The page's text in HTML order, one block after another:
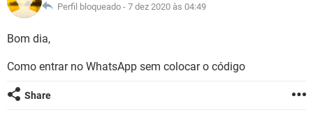
GUIA DE COMPRAS
INSTAGRAM
GUIA DE COMPRAS
CELULAR FACEBOOK
JOGOS
CELULAR
OUTLOOK EXCEL
INSTAGRAM
Perfil bloqueado - 7 dez 2020 às 04:49
Bom dia,
Como entrar no WhatsApp sem colocar o código
Share